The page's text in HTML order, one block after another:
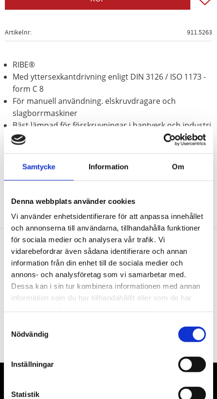
Samtycke Information Om
Denna webbplats använder cookies
Vi använder enhetsidentifierare för att anpassa innehållet
och annonserna till användarna, tillhandahålla funktioner
för sociala medier och analysera vår trafik. Vi
vidarebefordrar även sådana identifierare och annan
information från din enhet till de sociala medier och
annons- och analysföretag som vi samarbetar med.
Dessa kan i sin tur kombinera informationen med annan
information som du har tillhandahållit eller som de har
Nödvändig
Inställningar
Statistik
Artikelnr 911.5263
RIBE®
Med yttersexkantdrivning enligt DIN 3126 / ISO 1173 -
form C 8
För manuell användning. elskruvdragare och
slagborrmaskiner
Bäst lämpad för förskruvningar i hantverk och industri
Förstärkt utförande
Speciellt-verktygsstål
Nyhetsbrev
PRENUMERERA
Dina personuppgifter behandlas i enlighet med vår integritetspolicy